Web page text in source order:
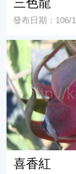
發布日期：106/
喜香紅
喜香紅